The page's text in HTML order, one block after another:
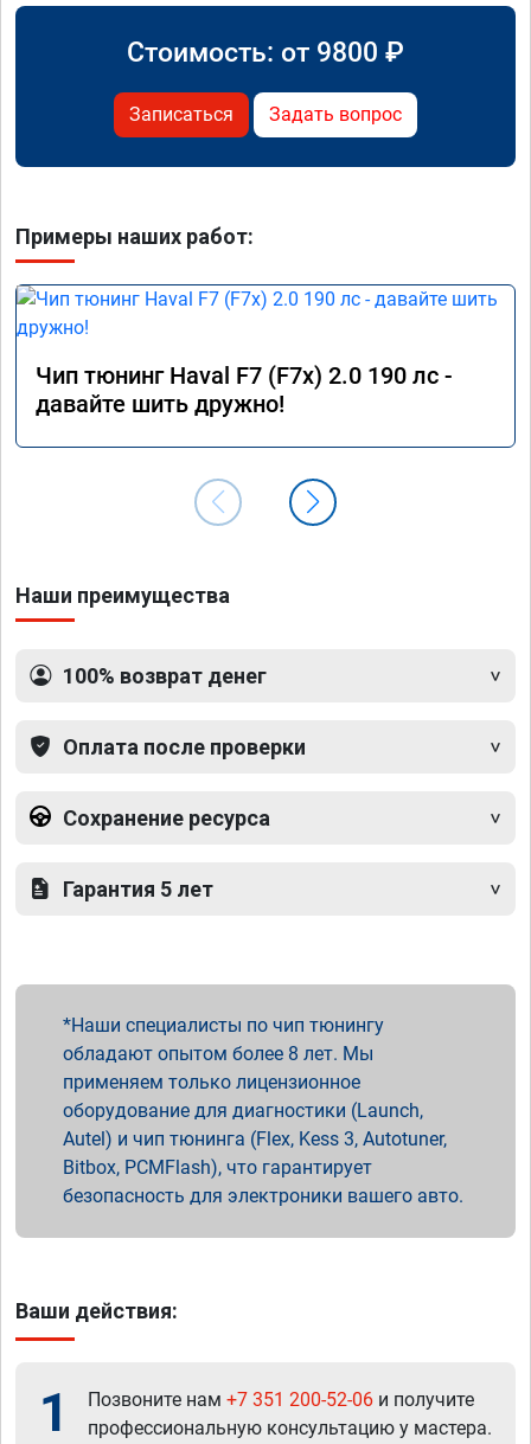
Стоимость: от 9800 ₽
Записаться Задать вопрос
Примеры наших работ:
Чип тюнинг Haval F7 (F7x) 2.0 190 лс -
давайте шить дружно!
Наши преимущества
100% возврат денег
Оплата после проверки
Сохранение ресурса
Гарантия 5 лет
Наши специалисты по чип тюнингу
обладают опытом более 8 лет. Мы
применяем только лицензионное
оборудование для диагностики (Launch,
Autel) и чип тюнинга (Flex, Kess 3, Autotuner,
Bitbox, PCMFlash), что гарантирует
безопасность для электроники вашего авто.
Ваши действия:
1 Позвоните нам +7 351 200-52-06 и получите
профессиональную консультацию у мастера.